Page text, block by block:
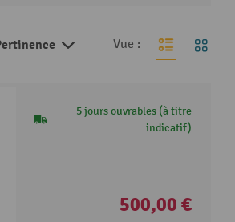
Vue :
5 jours ouvrables (à titre
indicatif)
500,00 €